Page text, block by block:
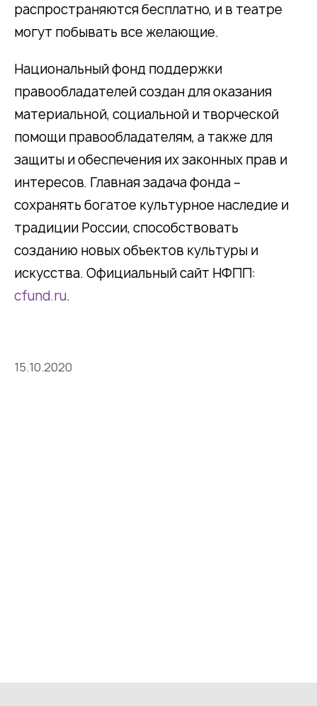
распространяются бесплатно, и в театре
могут побывать все желающие.
Национальный фонд поддержки
правообладателей создан для оказания
материальной, социальной и творческой
помощи правообладателям, а также для
защиты и обеспечения их законных прав и
интересов. Главная задача фонда –
сохранять богатое культурное наследие и
традиции России, способствовать
созданию новых объектов культуры и
искусства. Официальный сайт НФПП:
cfund.ru.
15.10.2020